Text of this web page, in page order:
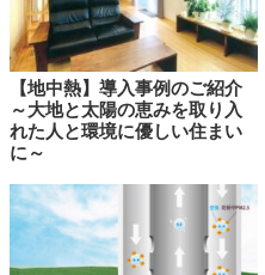
【地中熱】導入事例のご紹介
～大地と太陽の恵みを取り入
れた人と環境に優しい住まい
に～